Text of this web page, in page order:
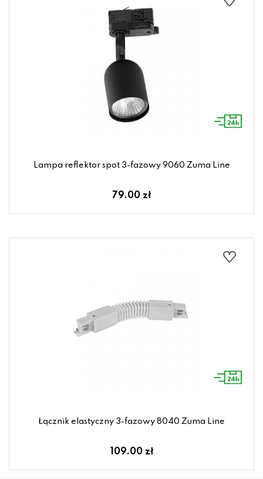
Lampa reflektor spot 3-fazowy 9060 Zuma Line
79.00 zł
Łącznik elastyczny 3-fazowy 8040 Zuma Line
109.00 zł